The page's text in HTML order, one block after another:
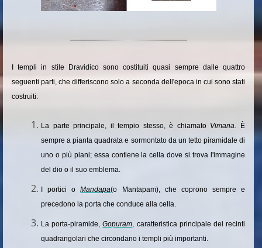
I templi in stile Dravidico sono costituiti quasi sempre dalle quattro
seguenti parti, che differiscono solo a seconda dell'epoca in cui sono stati
costruiti:
La parte principale, il tempio stesso, è chiamato Vimana.
È
sempre a pianta quadrata e sormontato da un tetto piramidale di
uno o più piani; essa contiene la cella dove si trova l'immagine
del dio o il suo emblema.
I portici oMandapa(o Mantapam), che coprono sempre e
precedono la porta che conduce alla cella.
La porta-piramide,Gopuram , caratteristica principale dei recinti
quadrangolari che circondano i templi più importanti.